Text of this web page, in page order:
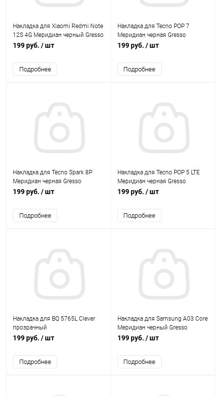
Накладка для Xiaomi Redmi Note
12S 4G Меридиан черный Gresso
199 руб. / шт
Подробнее
Накладка для Tecno POP 7
Меридиан черная Gresso
199 руб. / шт
Подробнее
Накладка для Tecno Spark 8P
Меридиан черная Gresso
199 руб. / шт
Подробнее
Накладка для Tecno POP 5 LTE
Меридиан черная Gresso
199 руб. / шт
Подробнее
Накладка для BQ 5765L Clever
прозрачный
199 руб. / шт
Подробнее
Накладка для Samsung A03 Core
Меридиан черный Gresso
199 руб. / шт
Подробнее